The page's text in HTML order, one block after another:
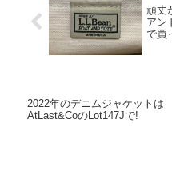
頑丈
アン
で買
2022年のデニムジャケットは
AtLast&CoのLot147Jで!